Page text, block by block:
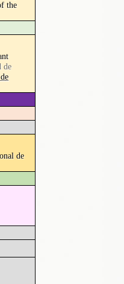
the
de
de